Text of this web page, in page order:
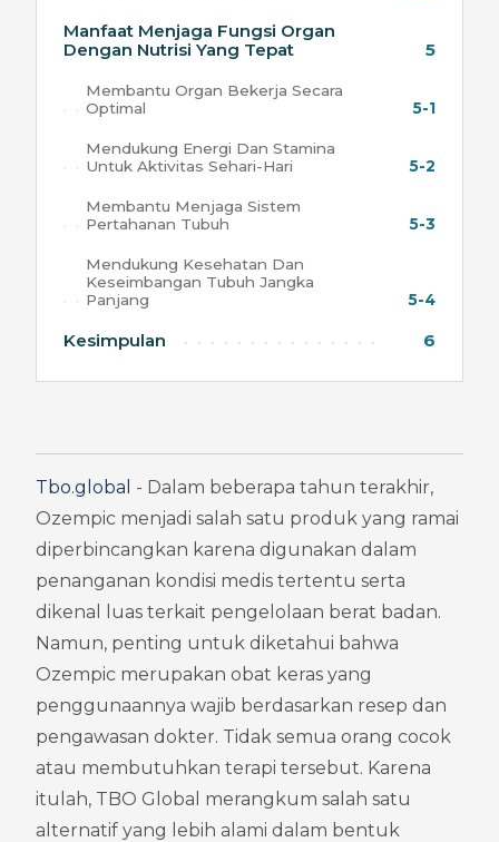
Manfaat Menjaga Fungsi Organ
Dengan Nutrisi Yang Tepat
5
Membantu Organ Bekerja Secara
Optimal
5-1
Mendukung Energi Dan Stamina
Untuk Aktivitas Sehari-Hari
5-2
Membantu Menjaga Sistem
Pertahanan Tubuh
5-3
Mendukung Kesehatan Dan
Keseimbangan Tubuh Jangka
Panjang
5-4
Kesimpulan 6
Tbo.global - Dalam beberapa tahun terakhir,
Ozempic menjadi salah satu produk yang ramai
diperbincangkan karena digunakan dalam
penanganan kondisi medis tertentu serta
dikenal luas terkait pengelolaan berat badan.
Namun, penting untuk diketahui bahwa
Ozempic merupakan obat keras yang
penggunaannya wajib berdasarkan resep dan
pengawasan dokter. Tidak semua orang cocok
atau membutuhkan terapi tersebut. Karena
itulah, TBO Global merangkum salah satu
alternatif yang lebih alami dalam bentuk